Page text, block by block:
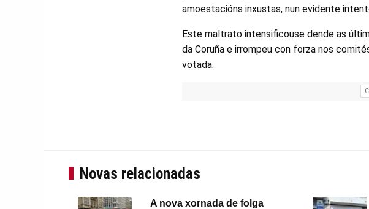
amoestacións inxustas, nun evidente
Este maltrato intensificouse dende as
da Coruña e irrompeu con forza nos
votada.
Novas relacionadas
A nova xornada de folga